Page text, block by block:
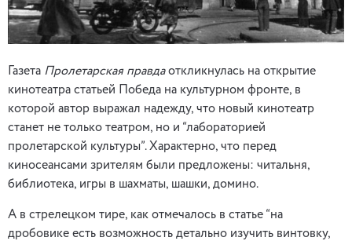
Газета Пролетарская правдаоткликнулась на открытие
кинотеатра статьей Победа на культурном фронте, в
которой автор выражал надежду, что новый кинотеатр
станет не только театром, но и “лабораторией
пролетарской культуры”. Характерно, что перед
киносеансами зрителям были предложены: читальня,
библиотека, игры в шахматы, шашки, домино.
А в стрелецком тире, как отмечалось в статье “на
дробовике есть возможность детально изучить винтовку,